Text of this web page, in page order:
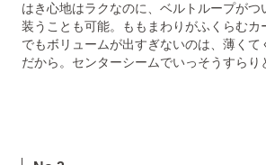
はき心地はラクなのに、ベルトループがつ
装うことも可能。ももまわりがふくらむカ
でもボリュームが出すぎないのは、薄くて
だから。センターシームでいっそうすらり